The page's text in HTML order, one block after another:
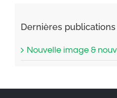
Dernières publications
Nouvelle image &